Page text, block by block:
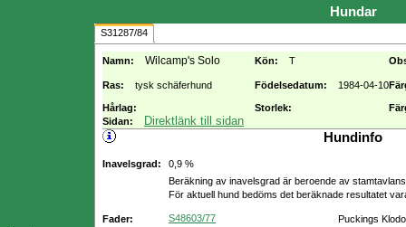
Hundar
S31287/84
Namn: Wilcamp's Solo Kön: T
Ras: tysk schäferhund Födelsedatum: 1984-04-10
Hårlag: Storlek:
Sidan:
Direktlänk till sidan
Hundinfo
Inavelsgrad:
0,9 %
Beräkning av inavelsgrad är beroende av
För aktuell hund bedöms det beräknade resultatet
Fader: S48603/77
Puckings